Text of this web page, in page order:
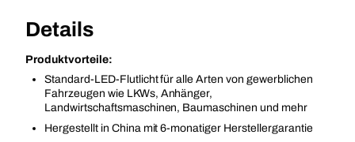
Details
Produktvorteile:
Standard-LED-Flutlicht für alle Arten von gewerblichen
Fahrzeugen wie LKWs, Anhänger,
Landwirtschaftsmaschinen, Baumaschinen und mehr
Hergestellt in China mit 6-monatiger Herstellergarantie